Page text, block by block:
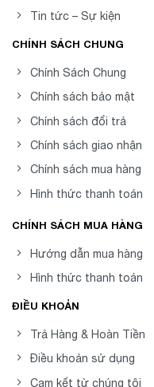
Tin tức – Sự kiện
CHÍNH SÁCH CHUNG
Chính Sách Chung
Chính sách bảo mật
Chính sách đổi trả
Chính sách giao nhận
Chính sách mua hàng
Hình thức thanh toán
CHÍNH SÁCH MUA HÀNG
Hướng dẫn mua hàng
Hình thức thanh toán
ĐIỀU KHOẢN
Trả Hàng & Hoàn Tiền
Điều khoản sử dụng
Cam kết từ chúng tôi